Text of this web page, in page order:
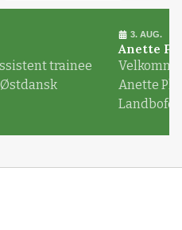
trainee
Østdansk
3. AUG.
Anette
Anette